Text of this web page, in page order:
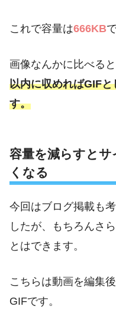
これで容量は666KB
画像なんかに比べる
以内に収めればGIF
す。
容量を減らすとサ
くなる
今回はブログ掲載も
したが、もちろんさ
とはできます。
こちらは動画を編集
GIFです。